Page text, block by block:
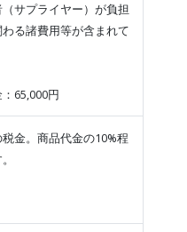
サプライヤー）が負担
る諸費用等が含まれて
65,000円
金。商品代金の10%程